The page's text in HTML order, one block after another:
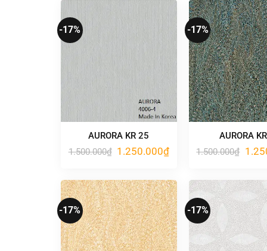
-17%
AURORA KR 25
1.500.000₫ Giá
1.250.000₫Giá
1.250.000₫.
-17%
AURORA
1.500.000₫ Giá
-17% -17%